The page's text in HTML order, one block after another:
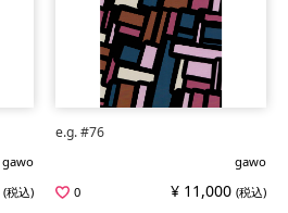
gawo
(税込)
e.g. #76
gawo
0
¥ 11,000 (税込)